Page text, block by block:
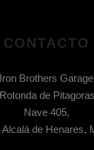
CONTACTO
Iron Brothers Garage
de
Nave 405,
Alcalá de Henares,